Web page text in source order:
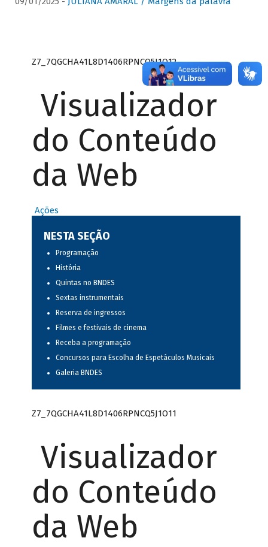
Z7_7QGCHA41L8D1406RPNCQ5J1O12
Visualizador
do Conteúdo
da Web
Ações
NESTA SEÇÃO
Programação
História
Quintas no BNDES
Sextas instrumentais
Reserva de ingressos
Filmes e festivais de cinema
Receba a programação
Concursos para Escolha de Espetáculos Musicais
Galeria BNDES
Z7_7QGCHA41L8D1406RPNCQ5J1O11
Visualizador
do Conteúdo
da Web